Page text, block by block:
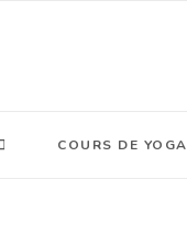
COURS DE YOGA